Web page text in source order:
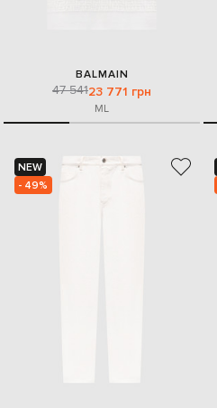
BALMAIN
47 54123 771 грн
ML
NEW
- 49%